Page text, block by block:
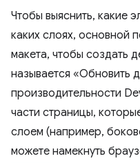
Чтобы выяснить, какие
каких слоях, основной
макета, чтобы создать
называется «Обновить
производительности
части страницы,
слоем (например,
можете намекнуть